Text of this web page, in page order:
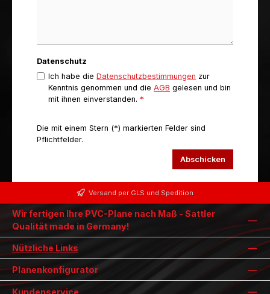
Datenschutz
Ich habe dieDatenschutzbestimmungen zur
Kenntnis genommen und dieAGB gelesen und bin
mit ihnen einverstanden. *
Die mit einem Stern (*) markierten Felder sind
Pflichtfelder.
Abschicken
Versand per GLS und Spedition
Wir fertigen Ihre PVC-Plane nach Maß - Sattler
Qualität made in Germany!
Nützliche Links
Planenkonfigurator
Kundenservice